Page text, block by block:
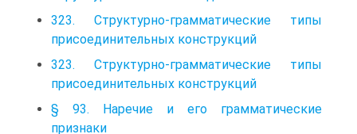
323. Структурно-грамматические типы
присоединительных конструкций
323. Структурно-грамматические типы
присоединительных конструкций
§ 93. Наречие и его грамматические
признаки